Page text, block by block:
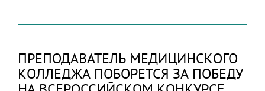
ПРЕПОДАВАТЕЛЬ МЕДИЦИНСКОГО
КОЛЛЕДЖА ПОБОРЕТСЯ ЗА ПОБЕДУ